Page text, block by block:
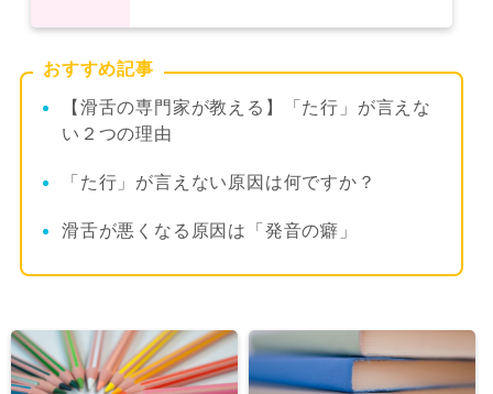
おすすめ記事
【滑舌の専門家が教える】「た行」が言えな
い２つの理由
「た行」が言えない原因は何ですか？
滑舌が悪くなる原因は「発音の癖」